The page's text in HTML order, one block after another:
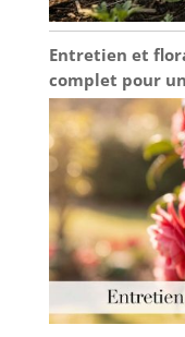
Entretien et
complet pour